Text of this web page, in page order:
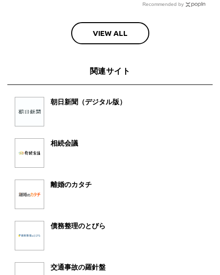
Recommended by
VIEW ALL
関連サイト
朝日新聞（デジタル版）
相続会議
離婚のカタチ
債務整理のとびら
交通事故の羅針盤